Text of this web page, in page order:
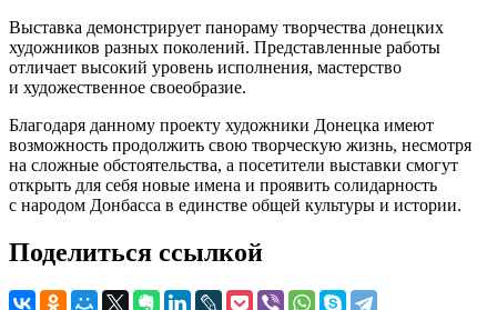
Выставка демонстрирует панораму творчества донецких
художников разных поколений. Представленные работы
отличает высокий уровень исполнения, мастерство
и художественное своеобразие.
Благодаря данному проекту художники Донецка имеют
возможность продолжить свою творческую жизнь, несмотря
на сложные обстоятельства, а посетители выставки смогут
открыть для себя новые имена и проявить солидарность
с народом Донбасса в единстве общей культуры и истории.
Поделиться ссылкой